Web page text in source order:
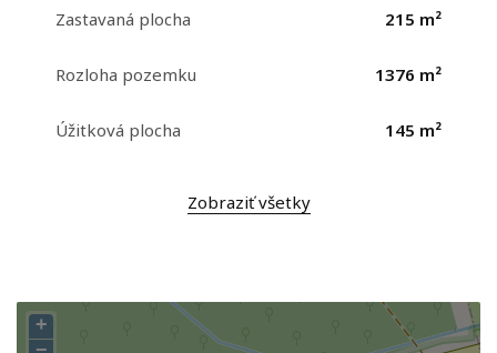
Zastavaná plocha 215 m²
Rozloha pozemku 1376 m²
Úžitková plocha 145 m²
Zobraziť všetky
+